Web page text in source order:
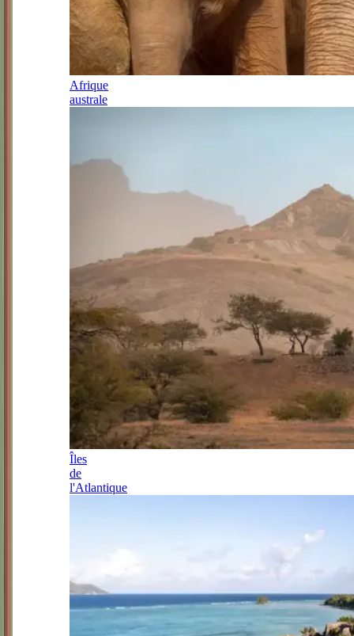
Afrique
australe
Îles
de
l'Atlantique